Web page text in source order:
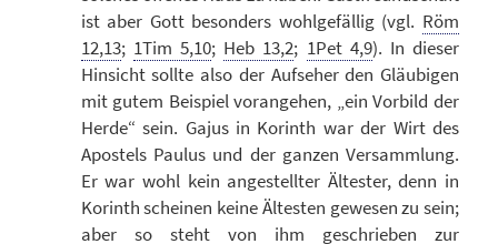
ist aber Gott besonders wohlgefällig (vgl. Röm
12,13; 1Tim 5,10; Heb 13,2; 1Pet 4,9). In dieser
Hinsicht sollte also der Aufseher den Gläubigen
mit gutem Beispiel vorangehen, „ein Vorbild der
Herde“ sein. Gajus in Korinth war der Wirt des
Apostels Paulus und der ganzen Versammlung.
Er war wohl kein angestellter Ältester, denn in
Korinth scheinen keine Ältesten gewesen zu sein;
aber so steht von ihm geschrieben zur